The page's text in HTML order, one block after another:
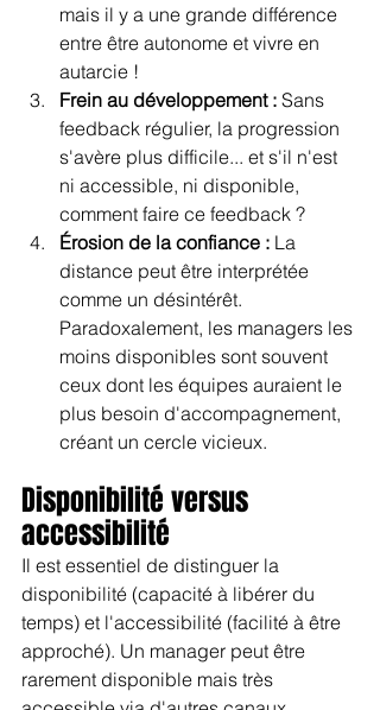
mais il y a une grande différence
entre être autonome et vivre en
autarcie !
Frein au développement : Sans
feedback régulier, la progression
s'avère plus difficile... et s'il n'est
ni accessible, ni disponible,
comment faire ce feedback ?
Érosion de la confiance : La
distance peut être interprétée
comme un désintérêt.
Paradoxalement, les managers les
moins disponibles sont souvent
ceux dont les équipes auraient le
plus besoin d'accompagnement,
créant un cercle vicieux.
Disponibilité versus
accessibilité
Il est essentiel de distinguer la
disponibilité (capacité à libérer du
temps) et l'accessibilité (facilité à être
approché). Un manager peut être
rarement disponible mais très